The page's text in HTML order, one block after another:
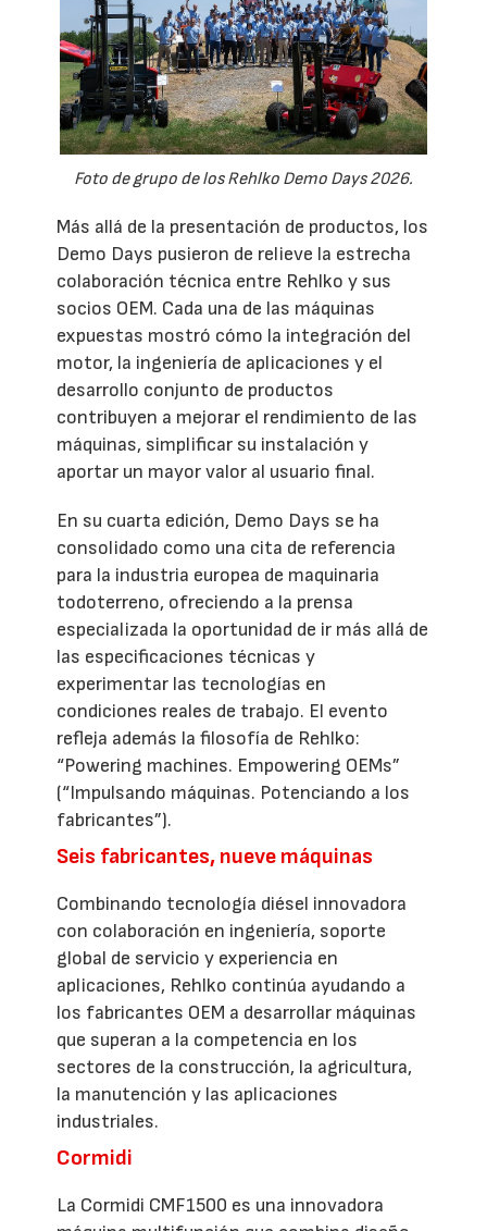
Foto de grupo de los Rehlko Demo Days 2026.
Más allá de la presentación de productos, los
Demo Days pusieron de relieve la estrecha
colaboración técnica entre Rehlko y sus
socios OEM. Cada una de las máquinas
expuestas mostró cómo la integración del
motor, la ingeniería de aplicaciones y el
desarrollo conjunto de productos
contribuyen a mejorar el rendimiento de las
máquinas, simplificar su instalación y
aportar un mayor valor al usuario final.
En su cuarta edición, Demo Days se ha
consolidado como una cita de referencia
para la industria europea de maquinaria
todoterreno, ofreciendo a la prensa
especializada la oportunidad de ir más allá de
las especificaciones técnicas y
experimentar las tecnologías en
condiciones reales de trabajo. El evento
refleja además la filosofía de Rehlko:
“Powering machines. Empowering OEMs”
(“Impulsando máquinas. Potenciando a los
fabricantes”).
Seis fabricantes, nueve máquinas
Combinando tecnología diésel innovadora
con colaboración en ingeniería, soporte
global de servicio y experiencia en
aplicaciones, Rehlko continúa ayudando a
los fabricantes OEM a desarrollar máquinas
que superan a la competencia en los
sectores de la construcción, la agricultura,
la manutención y las aplicaciones
industriales.
Cormidi
La Cormidi CMF1500 es una innovadora